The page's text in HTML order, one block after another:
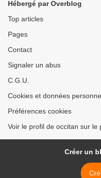
Hébergé par Overblog
Top articles
Pages
Contact
Signaler un abus
C.G.U.
Cookies et données
Préférences cookies
Voir le profil de occitan sur le
Créer un